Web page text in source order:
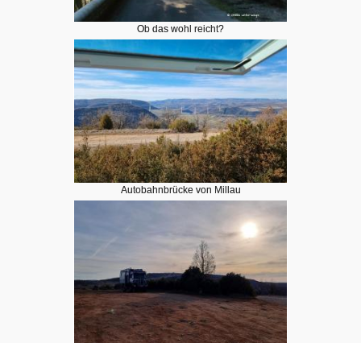
Ob das wohl reicht?
Autobahnbrücke von Millau